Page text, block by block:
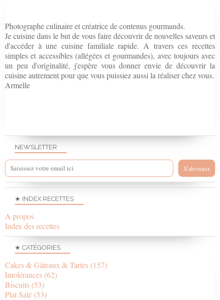
NEWSLETTER
★ INDEX RECETTES
A propos
Index des recettes
★ CATÉGORIES
Cakes & Gâteaux & Tartes (157)
Intolérances (62)
Biscuits (53)
Plat Salé (53)
Photographe culinaire et créatrice de contenus gourmands.
Je cuisine dans le but de vous faire découvrir de nouvelles saveurs et
d'accéder à une cuisine familiale rapide. A travers ces recettes
simples et accessibles (allégées et gourmandes), avec toujours avec
un peu d'originalité, j'espère vous donner envie de découvrir la
cuisine autrement pour que vous puissiez aussi la réaliser chez vous.
Armelle